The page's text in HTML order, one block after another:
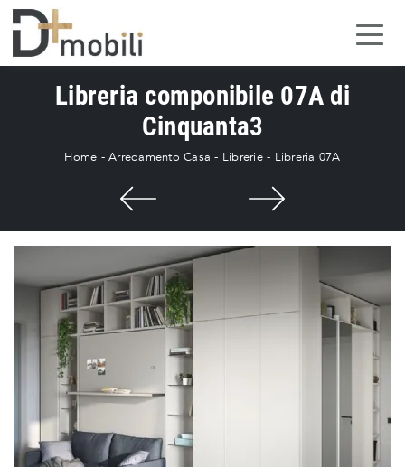
Libreria componibile 07A di
Cinquanta3
Home -Arredamento Casa - Librerie - Libreria 07A